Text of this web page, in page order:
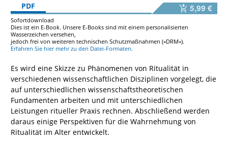
PDF
5,99 €
Sofortdownload
Dies ist ein E-Book. Unsere E-Books sind mit einem personalisierten
Wasserzeichen versehen,
jedoch frei von weiteren technischen Schutzmaßnahmen (»DRM«).
Erfahren Sie hier mehr zu den Datei-Formaten.
Es wird eine Skizze zu Phänomenen von Ritualität in
verschiedenen wissenschaftlichen Disziplinen vorgelegt, die
auf unterschiedlichen wissenschaftstheoretischen
Fundamenten arbeiten und mit unterschiedlichen
Leistungen ritueller Praxis rechnen. Abschließend werden
daraus einige Perspektiven für die Wahrnehmung von
Ritualität im Alter entwickelt.